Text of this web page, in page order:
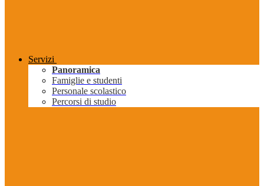
Servizi
Panoramica
Famiglie e studenti
Personale scolastico
Percorsi di studio